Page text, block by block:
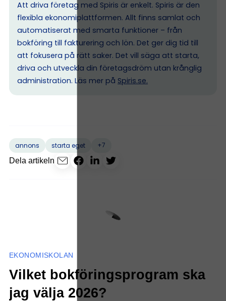
Att driva företag med Spiris är enkelt. Spiris är den
flexibla ekonomiplattformen. Allt finns samlat och
automatiserat med smarta funktioner – från
bokföring till fakturering och lön. Det ger dig tid till
att fokusera på rätt saker. Det vill säga att starta,
driva och utveckla din företagsdröm utan krånglig
administration. Läs mer på Spiris.se.
annons starta eget
+7
Dela artikeln
EKONOMISKOLAN
Vilket bokföringsprogram ska
jag välja 2026?